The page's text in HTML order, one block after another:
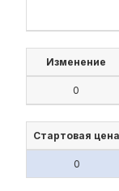
Изменение
0
Стартовая цена
0